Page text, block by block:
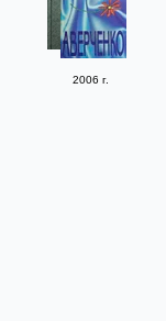
2006 г.